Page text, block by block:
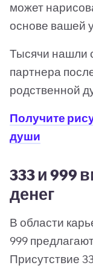
может
основе вашей
Тысячи нашли
партнера
родственной
Получите
души
333 и 999
денег
В области
999
Присутствие